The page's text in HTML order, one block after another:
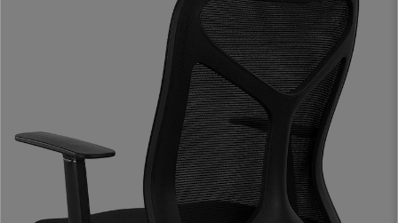
met stof beklede zitting heeft een vulling met een zeer hoge
. Het is een heel aangenaam materiaal, dat in zeer goede staat
blijft, zelfs na jarenlang gebruik. Dankzij de ergonomische eigenschappen
en de hoge kwaliteit van het materiaal is deze stoel geschikt voor
De armleuningen
zijn net zo solide en stabiel als hun uiterlijk doet
vermoeden, vandaar dat armleuningen helpen om een goede werkhouding
aan te nemen.
NEN 1335-certificering garandeert intensief gebruik van 8 uur per